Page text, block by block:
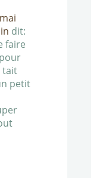
dit:
faire
tait
petit